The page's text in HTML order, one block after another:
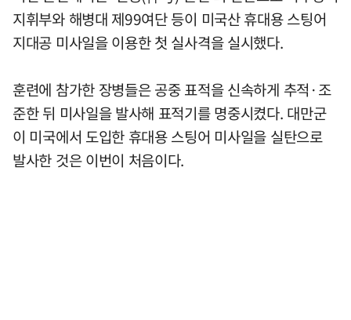
지휘부와 해병대 제99여단 등이 미국산 휴대용 스팅어
지대공 미사일을 이용한 첫 실사격을 실시했다.
훈련에 참가한 장병들은 공중 표적을 신속하게 추적·조
준한 뒤 미사일을 발사해 표적기를 명중시켰다. 대만군
이 미국에서 도입한 휴대용 스팅어 미사일을 실탄으로
발사한 것은 이번이 처음이다.